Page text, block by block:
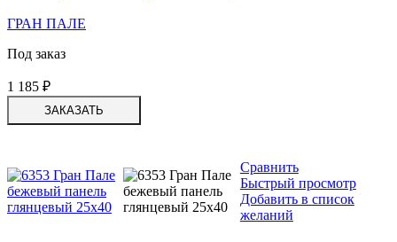
ГРАН ПАЛЕ
Под заказ
1 185 ₽
ЗАКАЗАТЬ
Сравнить
Быстрый просмотр
Добавить в список
желаний